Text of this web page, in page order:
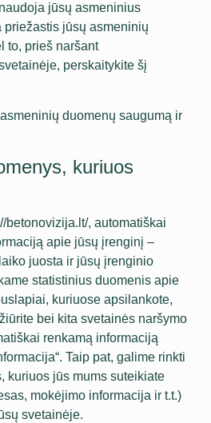
jūsų asmeninius
jūsų asmeninių
to, prieš naršant
perskaitykite šį
duomenų saugumą ir
kuriuos
betonovizija.lt/, automatiškai
apie jūsų įrenginį –
juosta ir jūsų įrenginio
statistinius duomenis apie
kuriuose apsilankote,
bei kita svetainės naršymo
renkamą informaciją
Taip pat, galime rinkti
kuriuos jūs mums suteikiate
mokėjimo informacija ir t.t.)
svetainėje.